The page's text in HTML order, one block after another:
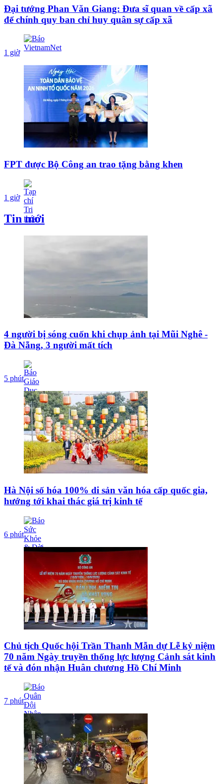
Đại tướng Phan Văn Giang: Đưa sĩ quan về cấp xã
để chính quy ban chỉ huy quân sự cấp xã
1 giờ
FPT được Bộ Công an trao tặng bằng khen
1 giờ
Tin mới
4 người bị sóng cuốn khi chụp ảnh tại Mũi Nghê -
Đà Nẵng, 3 người mất tích
5 phút
Hà Nội số hóa 100% di sản văn hóa cấp quốc gia,
hướng tới khai thác giá trị kinh tế
6 phút
Chủ tịch Quốc hội Trần Thanh Mẫn dự Lễ kỷ niệm
70 năm Ngày truyền thống lực lượng Cảnh sát kinh
tế và đón nhận Huân chương Hồ Chí Minh
7 phút